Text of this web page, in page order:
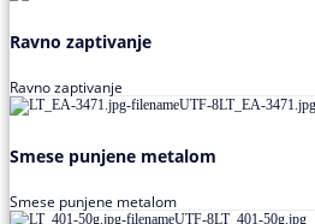
Ravno zaptivanje
Ravno zaptivanje
Smese punjene metalom
Smese punjene metalom